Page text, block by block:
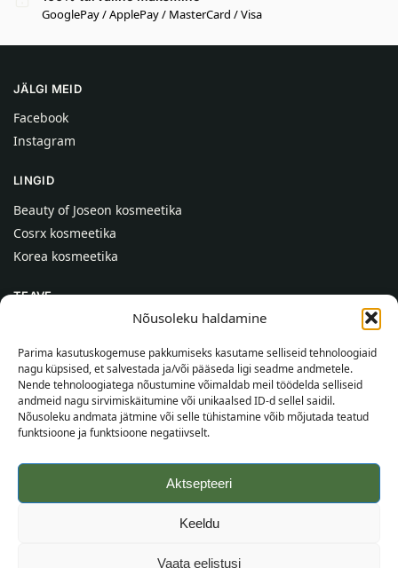
Nõusoleku haldamine
Parima kasutuskogemuse pakkumiseks kasutame selliseid tehnoloogiaid
nagu küpsised, et salvestada ja/või pääseda ligi seadme andmetele.
Nende tehnoloogiatega nõustumine võimaldab meil töödelda selliseid
andmeid nagu sirvimiskäitumine või unikaalsed ID-d sellel saidil.
Nõusoleku andmata jätmine või selle tühistamine võib mõjutada teatud
funktsioone ja funktsioone negatiivselt.
Aktsepteeri
Keeldu
Vaata eelistusi
GooglePay / ApplePay / MasterCard / Visa
JÄLGI MEID
Facebook
Instagram
LINGID
Beauty of Joseon kosmeetika
Cosrx kosmeetika
Korea kosmeetika
TEAVE
Kontaktid
Abi
TEAVE OSTJALE
Tarnetingimused
Tingimused
Veebikaart